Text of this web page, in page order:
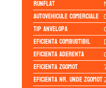
Runflat
Autovehicule comerciale
Tip anvelopa
Eficienta Combustibil
Eficienta Aderenta
Eficienta Zgomot
Eficienta Nr. Unde Zgomot